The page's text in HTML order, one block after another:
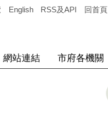
English RSS及API 回首頁
網站連結 市府各機關